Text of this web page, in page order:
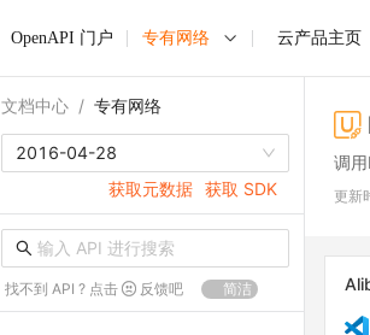
OpenAPI 门户 专有网络 云产品主页
文档中心 / 专有网络
2016-04-28
获取元数据 获取 SDK
找不到 API ? 点击 反馈吧 简洁
调
更新